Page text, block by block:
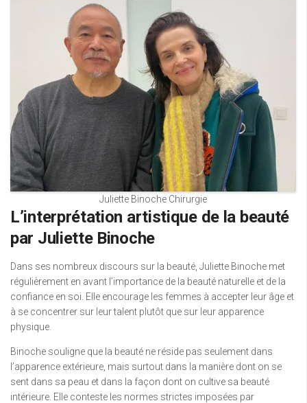
Juliette Binoche Chirurgie
L’interprétation artistique de la beauté
par Juliette Binoche
Dans ses nombreux discours sur la beauté, Juliette Binoche met
régulièrement en avant l’importance de la beauté naturelle et de la
confiance en soi. Elle encourage les femmes à accepter leur âge et
à se concentrer sur leur talent plutôt que sur leur apparence
physique.
Binoche souligne que la beauté ne réside pas seulement dans
l’apparence extérieure, mais surtout dans la manière dont on se
sent dans sa peau et dans la façon dont on cultive sa beauté
intérieure. Elle conteste les normes strictes imposées par